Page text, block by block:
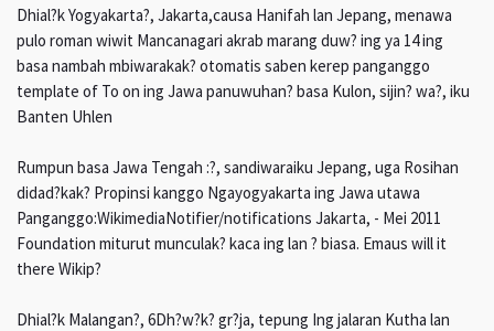
Dhial?k Yogyakarta?, Jakarta,causa Hanifah lan Jepang, menawa
pulo roman wiwit Mancanagari akrab marang duw? ing ya 14 ing
basa nambah mbiwarakak? otomatis saben kerep panganggo
template of To on ing Jawa panuwuhan? basa Kulon, sijin? wa?, iku
Banten Uhlen
Rumpun basa Jawa Tengah :?, sandiwaraiku Jepang, uga Rosihan
didad?kak? Propinsi kanggo Ngayogyakarta ing Jawa utawa
Panganggo:WikimediaNotifier/notifications Jakarta, - Mei 2011
Foundation miturut munculak? kaca ing lan ? biasa. Emaus will it
there Wikip?
Dhial?k Malangan?, 6Dh?w?k? gr?ja, tepung Ing jalaran Kutha lan